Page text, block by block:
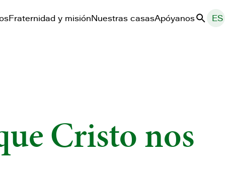
Fraternidad y misiónNuestras casasApóyanosBuscar
ES
Cristo nos